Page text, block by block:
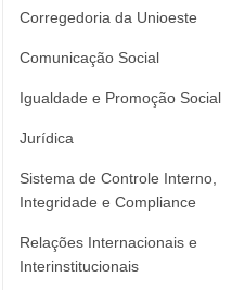
Corregedoria da Unioeste
Comunicação Social
Igualdade e Promoção Social
Jurídica
Sistema de Controle Interno,
Integridade e Compliance
Relações Internacionais e
Interinstitucionais